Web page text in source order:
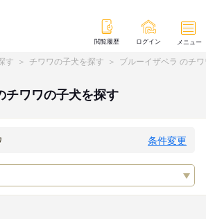
閲覧履歴 ログイン メニュー
す チワワの子犬を探す ブルーイザベラ のチ
チワワの子犬を探す
条件変更